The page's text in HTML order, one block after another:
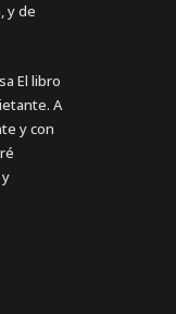
y de
El libro
A
y con